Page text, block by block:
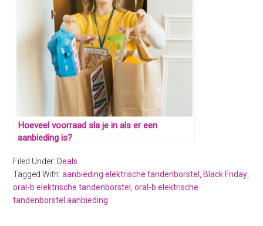
Hoeveel voorraad sla je in als er een
aanbieding is?
Filed Under: Deals
Tagged With:aanbieding elektrische tandenborstel , Black Friday,
oral-b elektrische tandenborstel ,oral-b elektrische
tandenborstel aanbieding